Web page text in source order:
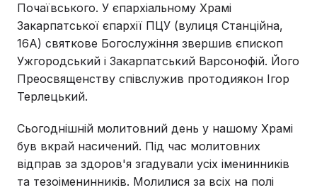
Почаївського. У єпархіальному Храмі
Закарпатської єпархії ПЦУ (вулиця Станційна,
16А) святкове Богослужіння звершив єпископ
Ужгородський і Закарпатський Варсонофій. Його
Преосвященству співслужив протодиякон Ігор
Терлецький.
Сьогоднішній молитовний день у нашому Храмі
був вкрай насичений. Під час молитовних
відправ за здоров'я згадували усіх іменинників
та тезоіменинників. Молилися за всіх на полі